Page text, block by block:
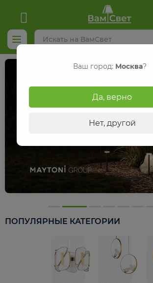
ПОПУЛЯРНЫЕ КАТЕГОРИИ
Ваш город: Москва?
Да, верно
Нет, другой